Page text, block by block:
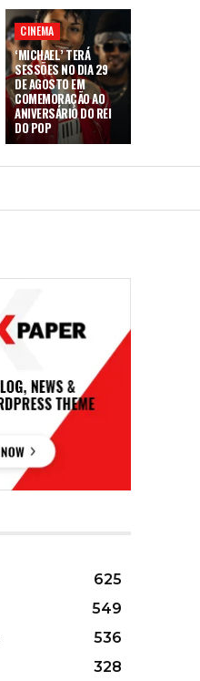
CINEMA
‘MICHAEL’ TERÁ
SESSÕES NO DIA 29
DE AGOSTO EM
COMEMORAÇÃO AO
ANIVERSÁRIO DO REI
DO POP
625
549
536
328